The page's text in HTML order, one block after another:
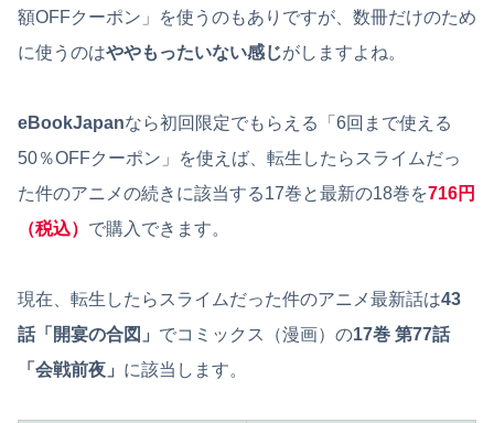
額OFFクーポン」を使うのもありですが、数冊だけのため
に使うのはややもったいない感じがしますよね。
eBookJapanなら初回限定でもらえる「6回まで使える
50％OFFクーポン」を使えば、転生したらスライムだっ
た件のアニメの続きに該当する17巻と最新の18巻を716円
（税込） で購入できます。
現在、転生したらスライムだった件のアニメ最新話は43
話「開宴の合図」 でコミックス（漫画）の17巻 第77話
「会戦前夜」 に該当します。